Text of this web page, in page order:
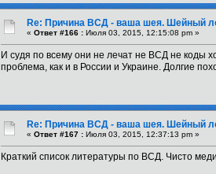
Re: Причина ВСД - ваша шея. Шейный
« Ответ #166 : Июля 03, 2015, 12:15:08 pm »
И судя по всему они не лечат не ВСД не коды
проблема, как и в России и Украине. Долгие
Re: Причина ВСД - ваша шея. Шейный
« Ответ #167 : Июля 03, 2015, 12:37:13 pm »
Краткий список литературы по ВСД. Чисто